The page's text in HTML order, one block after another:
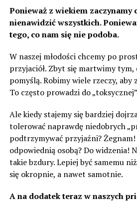
Ponieważ z wiekiem zaczynamy
nienawidzić wszystkich.
tego, co nam się nie podoba.
W naszej młodości chcemy po
przyjaciół. Zbyt się martwimy tym,
pomyślą. Robimy wiele rzeczy, aby
To często prowadzi do
Ale kiedy stajemy się bardziej
tolerować naprawdę niedobrych
podtrzymywać przyjaźni? Żegnam!
odpowiednią osobą? Do widzenia!
takie bzdury. Lepiej być samemu
się okropnie, a nawet samotnie.
A na dodatek teraz w naszych